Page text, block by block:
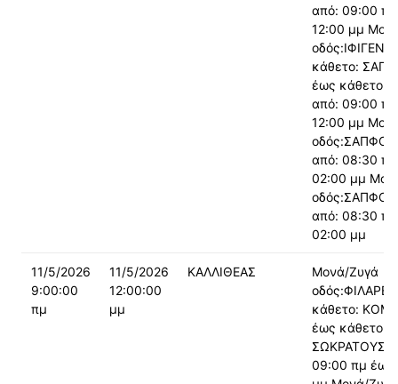
από: 09:00
12:00 μμ
κάθετο:
έως κάθετο:
από: 09:00
12:00 μμ
από: 08:30
02:00 μμ
από: 08:30
02:00 μμ
11/5/2026
9:00:00
πμ
11/5/2026
12:00:00
μμ
ΚΑΛΛΙΘΕΑΣ
Μονά/Ζυγά
κάθετο:
έως κάθετο:
ΣΩΚΡΑΤΟΥΣ
09:00 πμ